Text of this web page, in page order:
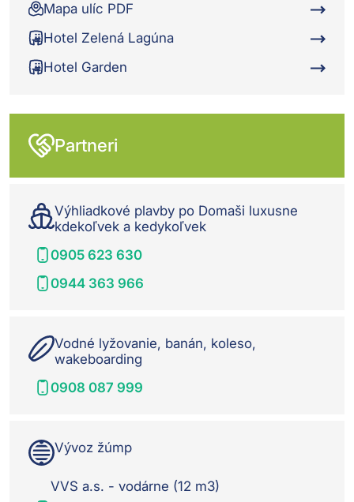
Mapa ulíc PDF
Hotel Zelená Lagúna
Hotel Garden
Partneri
Výhliadkové plavby po Domaši luxusne
kdekoľvek a kedykoľvek
0905 623 630
0944 363 966
Vodné lyžovanie, banán, koleso,
wakeboarding
0908 087 999
Vývoz žúmp
VVS a.s. - vodárne (12 m3)